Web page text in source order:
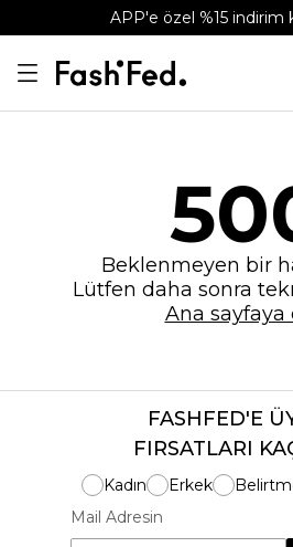
APP'e özel %15 indirim
Beklenmeyen bir
Lütfen daha sonra
Ana sayfaya
FASHFED'E
FIRSATLARI
Kadın Erkek
Mail Adresin